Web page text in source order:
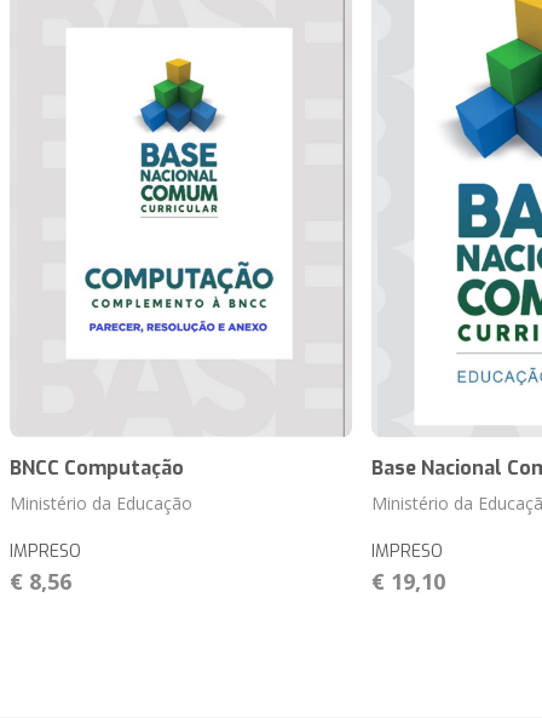
BNCC Computação
Ministério da Educação
IMPRESO
€ 8,56
Base Nacional
Ministério da
IMPRESO
€ 19,10